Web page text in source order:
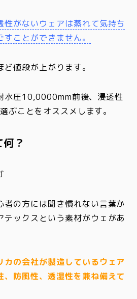
性がないウェアは蒸れて気持ち
ことができません。
値段が上がります。
水圧10,0000mm前後、浸透性
ぶことをオススメ します。
？
者の方には聞き慣れない言葉か
テックスという素材がウェがあ
カの会社が製造しているウェア
、防風性、透湿性を兼ね備えて